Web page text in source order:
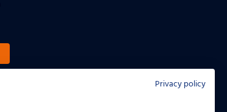
Privacy policy